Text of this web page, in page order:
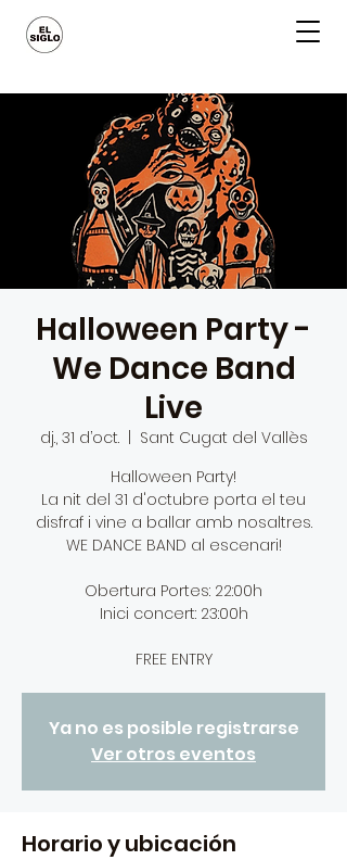
Halloween Party -
We Dance Band
Live
dj., 31 d’oct.
  |
Sant Cugat del Vallès
Halloween Party!
La nit del 31 d'octubre porta el teu
disfraf i vine a ballar amb nosaltres.
WE DANCE BAND al escenari!
Obertura Portes: 22:00h
Inici concert: 23:00h
FREE ENTRY
Ya no es posible registrarse
Ver otros eventos
Horario y ubicación